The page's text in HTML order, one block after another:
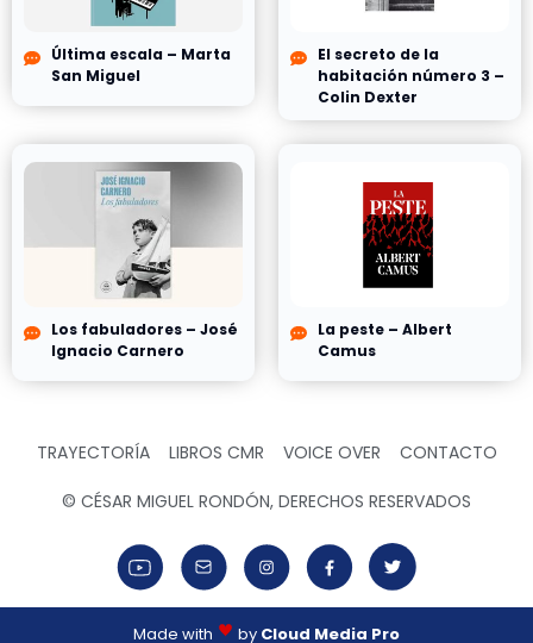
Última escala – Marta
San Miguel
El secreto de la
habitación número 3 –
Colin Dexter
Los fabuladores – José
Ignacio Carnero
La peste – Albert
Camus
TRAYECTORÍA LIBROS CMR VOICE OVER CONTACTO
© CÉSAR MIGUEL RONDÓN, DERECHOS RESERVADOS
Made with by Cloud Media Pro